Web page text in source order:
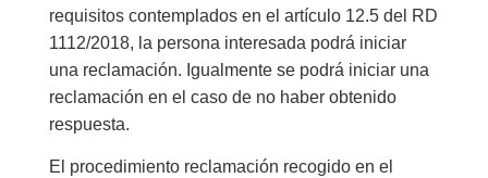
requisitos contemplados en el artículo 12.5 del RD
1112/2018, la persona interesada podrá iniciar
una reclamación. Igualmente se podrá iniciar una
reclamación en el caso de no haber obtenido
respuesta.
El procedimiento reclamación recogido en el